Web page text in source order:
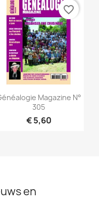
Snel bekijken
Magazine N°
305
€ 5,60
favorite_border
en